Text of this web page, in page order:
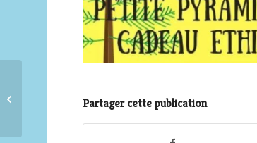
Partager cette publication
profit d’une école à